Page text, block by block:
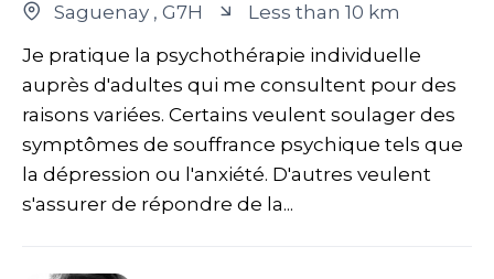
Saguenay , G7H
Less than 10 km
Je pratique la psychothérapie individuelle
auprès d'adultes qui me consultent pour des
raisons variées. Certains veulent soulager des
symptômes de souffrance psychique tels que
la dépression ou l'anxiété. D'autres veulent
s'assurer de répondre de la...